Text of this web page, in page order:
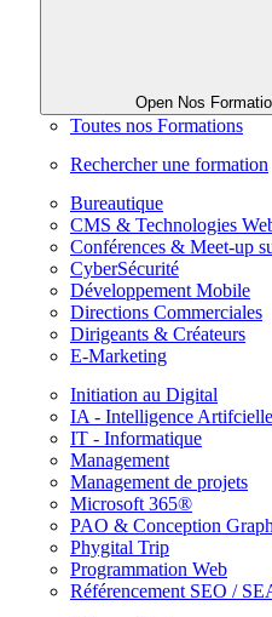
Open Nos
Toutes nos Formations
Rechercher une formation
Bureautique
CMS & Technologies
Conférences & Meet-up
CyberSécurité
Développement Mobile
Directions Commerciales
Dirigeants & Créateurs
E-Marketing
Initiation au Digital
IA - Intelligence Artifcielle
IT - Informatique
Management
Management de projets
Microsoft 365®
PAO & Conception
Phygital Trip
Programmation Web
Référencement SEO /